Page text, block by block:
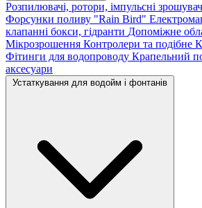
Розпилювачі, ротори, імпульсні
Форсунки поливу "Rain Bird"
клапанні бокси, гідранти Допоміжне
Мікрозрошення Контролери та подібне
Фітинги для водопроводу Крапельний
аксесуари
Устаткування для водойм і фонтанів